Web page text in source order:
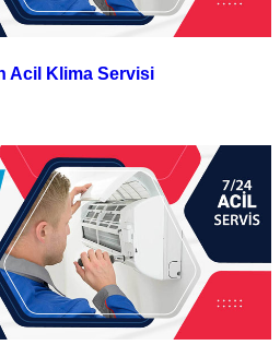
Acil Klima Servisi